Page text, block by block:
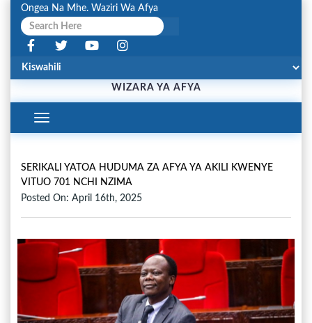
Ongea Na Mhe. Waziri Wa Afya
WIZARA YA AFYA
Toggle
Navigation
SERIKALI YATOA HUDUMA ZA AFYA YA AKILI KWENYE
VITUO 701 NCHI NZIMA
Posted On: April 16th, 2025